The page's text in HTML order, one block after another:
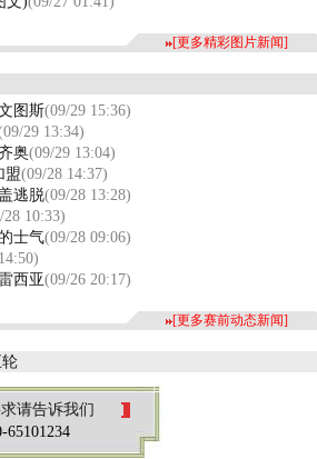
[更多精彩图片新闻]
图斯(09/29 15:36)
29 13:34)
奥(09/29 13:04)
盟(09/28 14:37)
逃脱(09/28 13:28)
28 10:33)
士气(09/28 09:06)
西亚(09/26 20:17)
[更多赛前动态新闻]
请告诉我们
65101234